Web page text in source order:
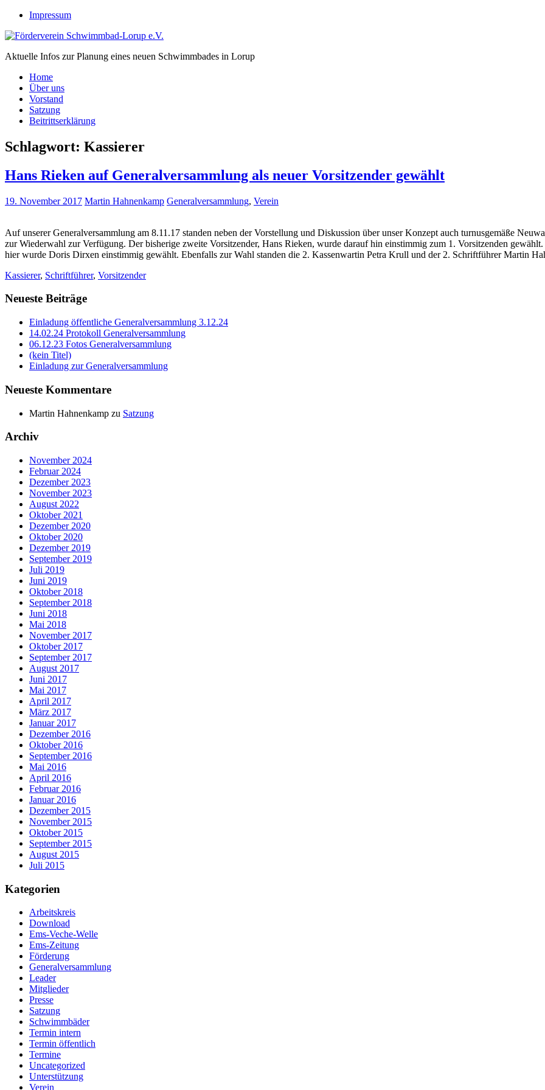
Zum
springen
Impressum
Förderverein Schwimmbad-Lorup e.V.
Aktuelle Infos zur Planung eines neuen Schwimmbades in Lorup
Home
Über uns
Vorstand
Satzung
Beitrittserklärung
Schlagwort: Kassierer
Hans Rieken auf Generalversammlung als neuer Vorsitzender gewählt
19. November 2017 Martin Hahnenkamp Generalversammlung, Verein
Auf unserer Generalversammlung am 8.11.17 standen neben der Vorstellung und Diskussion über unser Konzept auch turnusgemäße
zur Wiederwahl zur Verfügung. Der bisherige zweite Vorsitzender, Hans Rieken, wurde darauf hin einstimmig zum 1. Vorsitzenden
hier wurde Doris Dirxen einstimmig gewählt. Ebenfalls zur Wahl standen die 2. Kassenwartin Petra Krull und der 2. Schriftführer Martin
Kassierer, Schriftführer, Vorsitzender
Neueste Beiträge
Einladung öffentliche Generalversammlung 3.12.24
14.02.24 Protokoll Generalversammlung
06.12.23 Fotos Generalversammlung
(kein Titel)
Einladung zur Generalversammlung
Neueste Kommentare
Martin Hahnenkamp zu Satzung
Archiv
November 2024
Februar 2024
Dezember 2023
November 2023
August 2022
Oktober 2021
Dezember 2020
Oktober 2020
Dezember 2019
September 2019
Juli 2019
Juni 2019
Oktober 2018
September 2018
Juni 2018
Mai 2018
November 2017
Oktober 2017
September 2017
August 2017
Juni 2017
Mai 2017
April 2017
März 2017
Januar 2017
Dezember 2016
Oktober 2016
September 2016
Mai 2016
April 2016
Februar 2016
Januar 2016
Dezember 2015
November 2015
Oktober 2015
September 2015
August 2015
Juli 2015
Kategorien
Arbeitskreis
Download
Ems-Veche-Welle
Ems-Zeitung
Förderung
Generalversammlung
Leader
Mitglieder
Presse
Satzung
Schwimmbäder
Termin intern
Termin öffentlich
Termine
Uncategorized
Unterstützung
Verein